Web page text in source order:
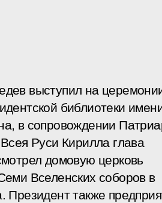
выступил на
библиотеки
в сопровождении
Руси Кирилла глава
домовую церковь
Вселенских соборов в
Президент также